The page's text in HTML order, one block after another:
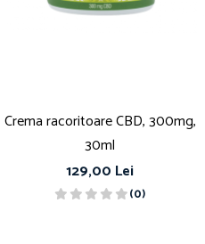
Crema racoritoare CBD, 300mg,
30ml
129,00 Lei
(0)